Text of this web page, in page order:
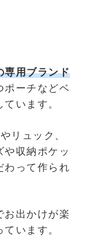
専用ブランド
ポーチなどベ
います。
リュック、
や収納ポケッ
わって作られ
お出かけが楽
います。